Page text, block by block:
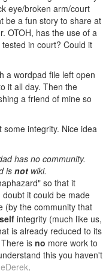
eye/broken arm/court
be a fun story to share at
OTOH, has the use of a
in court? Could it
a wordpad file left open
it all day. Then the
a friend of mine so
integrity. Nice idea
has no community.
isnot wiki.
so that it
it could be made
(by the community that
self integrity (much like us,
is already reduced to its
is no more work to
this you haven't
.